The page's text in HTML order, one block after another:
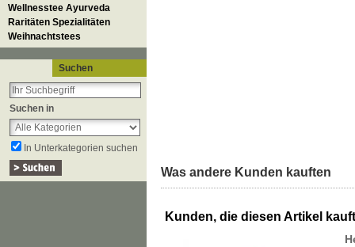
Wellnesstee Ayurveda
Raritäten Spezialitäten
Weihnachtstees
Suchen
Suchen in
In Unterkategorien suchen
Was andere Kunden kauften
Kunden, die diesen Artikel